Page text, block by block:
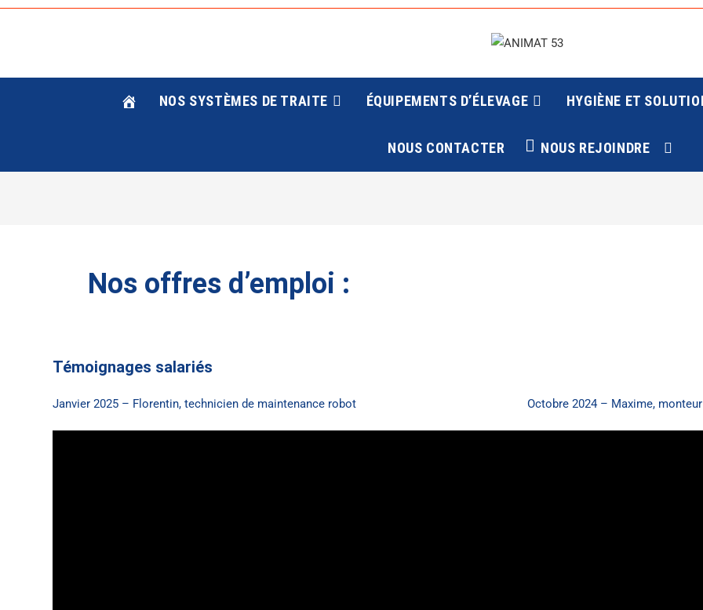
Skip
NOS SYSTÈMES DE TRAITE ÉQUIPEMENTS D’ÉLEVAGE HYGIÈNE ET
NOUS CONTACTER NOUS REJOINDRE TOGGLE
Nos offres d’emploi :
Témoignages salariés
Janvier 2025 – Florentin, technicien de maintenance robot Octobre 2024 – Maxime,